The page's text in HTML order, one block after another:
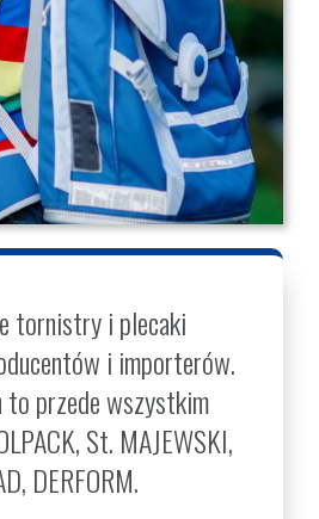
tornistry i plecaki
i importerów.
to przede wszystkim
St. MAJEWSKI,
DERFORM.